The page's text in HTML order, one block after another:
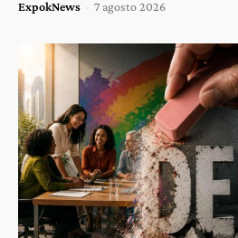
ExpokNews - 7 agosto 2026